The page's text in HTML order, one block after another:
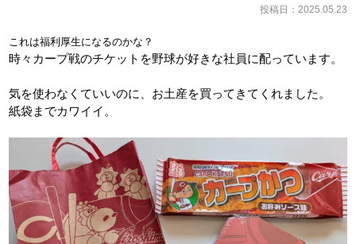
投稿日：2025.05.23
これは福利厚生になるのかな？
時々カープ戦のチケットを野球が好きな社員に配っています。
気を使わなくていいのに、お土産を買ってきてくれました。
紙袋までカワイイ。